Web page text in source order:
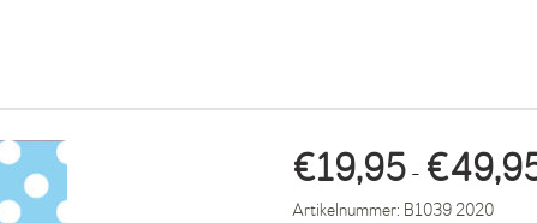
€19,95 - €
Artikelnummer: B1039 2020